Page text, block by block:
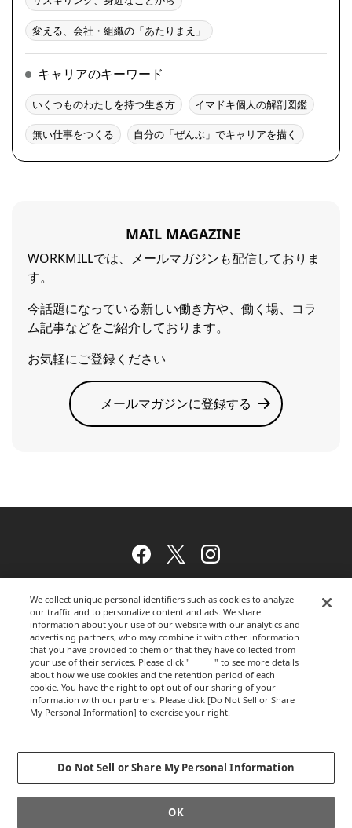
変える、会社・組織の「あたりまえ」
キャリアのキーワード
いくつものわたしを持つ生き方 イマドキ個人の解剖図鑑
無い仕事をつくる 自分の「ぜんぶ」でキャリアを描く
MAIL MAGAZINE
WORKMILLでは、メールマガジンも配信しておりま
す。
今話題になっている新しい働き方や、働く場、コラ
ム記事などをご紹介しております。
お気軽にご登録ください
メールマガジンに登録する
Facebook
TwitterInstagram
ウェブサイトのご利用について
プライバシーポリシー
GLOBALCOPYRIGHT © 2012-2026 OKAMURA CORPORATION.ALL RIGHTS
We collect unique personal identifiers such as cookies to analyze
our traffic and to personalize content and ads. We share
information about your use of our website with our analytics and
advertising partners, who may combine it with other information
that you have provided to them or that they have collected from
your use of their services. Please click "
here" to see more details
about how we use cookies and the retention period of each
cookie. You have the right to opt out of our sharing of your
information with our partners. Please click [Do Not Sell or Share
My Personal Information] to exercise your right.
Do Not Sell or Share My Personal Information
OK